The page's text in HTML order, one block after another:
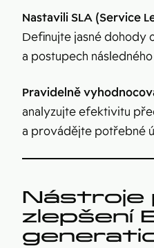
Nastavili SLA (Service
Definujte jasné dohody
a postupech
Pravidelně
analyzujte efektivitu
a provádějte potřebné
Nástroje
zlepšení